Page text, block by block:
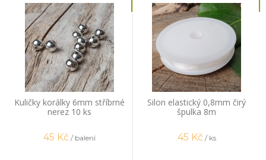
Kuličky korálky 6mm stříbrné
nerez 10 ks
45 Kč / balení
Silon elastický 0,8mm čirý
špulka 8m
45 Kč / ks